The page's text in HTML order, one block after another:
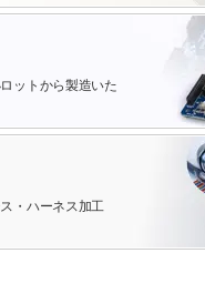
ットから製造いた
・ハーネス加工